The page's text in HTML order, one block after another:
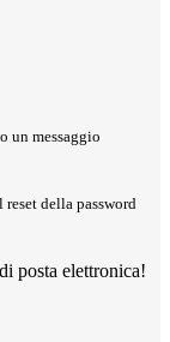
un messaggio
della password
posta elettronica!